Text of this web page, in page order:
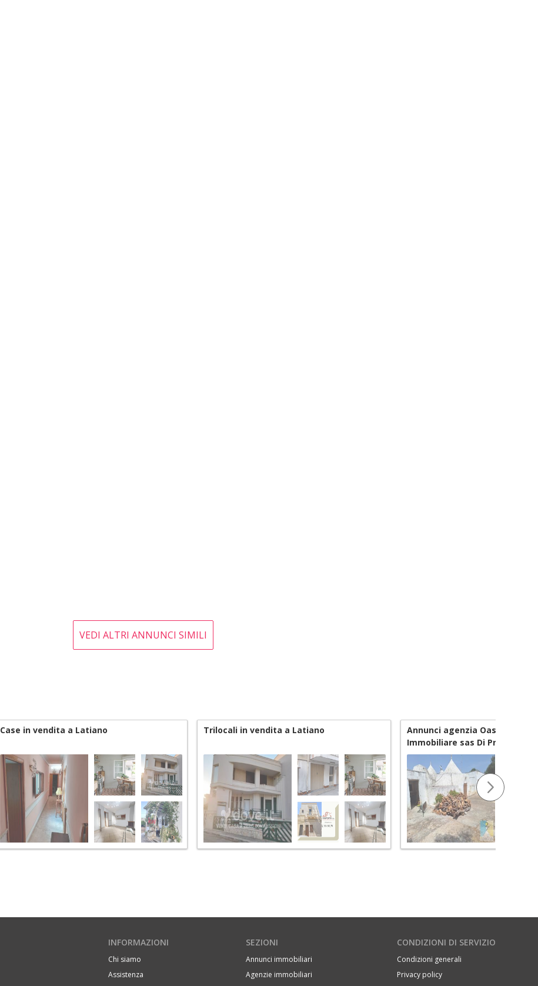
VEDI ALTRI ANNUNCI SIMILI
Case in vendita a Latiano Trilocali in vendita a Latiano
Annunci agenzia Oasi Dei Trulli
Immobiliare sas Di Prete
INFORMAZIONI
Chi siamo
Assistenza
SEZIONI
Annunci immobiliari
Agenzie immobiliari
CONDIZIONI DI SERVIZIO
Condizioni generali
Privacy policy